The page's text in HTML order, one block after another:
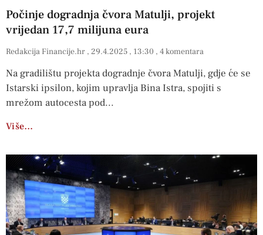
Počinje dogradnja čvora Matulji, projekt
vrijedan 17,7 milijuna eura
Redakcija Financije.hr 29.4.2025 13:30 4 komentara
Na gradilištu projekta dogradnje čvora Matulji, gdje će se
Istarski ipsilon, kojim upravlja Bina Istra, spojiti s
mrežom autocesta pod
Više…